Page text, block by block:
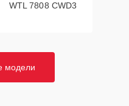
WTL 7808 CWD3
модели